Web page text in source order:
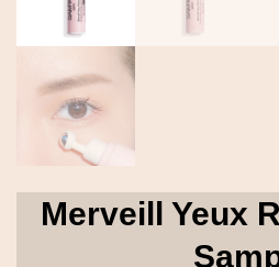
Merveill Yeux